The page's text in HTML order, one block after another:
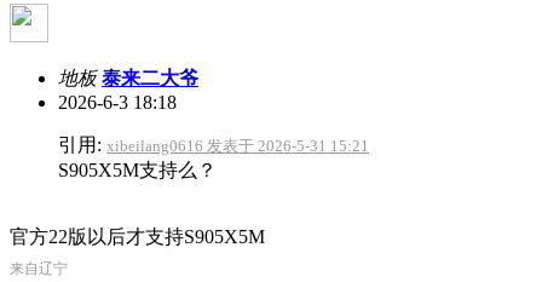
地板 泰来二大爷
2026-6-3 18:18
引用: xibeilang0616 发表于 2026-5-31 15:21
S905X5M支持么？
官方22版以后才支持S905X5M
来自辽宁